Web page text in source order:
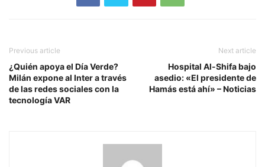
Previous article
¿Quién apoya el Día Verde?
Milán expone al Inter a través
de las redes sociales con la
tecnología VAR
Next article
Hospital Al-Shifa bajo
asedio: «El presidente de
Hamás está ahí» – Noticias